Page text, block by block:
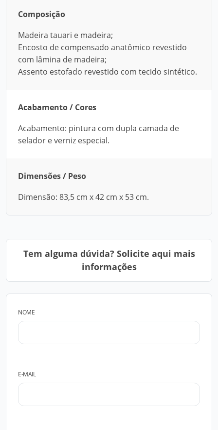
Composição
Madeira tauari e madeira;
Encosto de compensado anatômico revestido
com lâmina de madeira;
Assento estofado revestido com tecido sintético.
Acabamento / Cores
Acabamento: pintura com dupla camada de
selador e verniz especial.
Dimensões / Peso
Dimensão: 83,5 cm x 42 cm x 53 cm.
Tem alguma dúvida? Solicite aqui mais
informações
NOME
E-MAIL